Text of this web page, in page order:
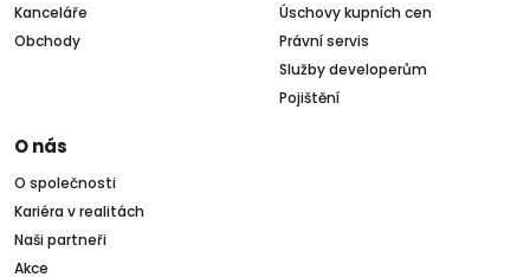
Kanceláře
Obchody
Úschovy kupních cen
Právní servis
Služby developerům
Pojištění
O nás
O společnosti
Kariéra v realitách
Naši partneři
Akce